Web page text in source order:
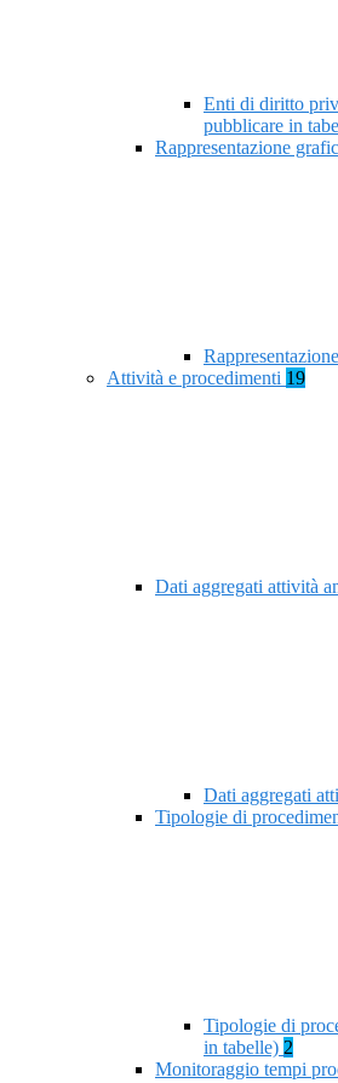
Enti di diritto
pubblicare in
Rappresentazione
Attività e procedimenti 19
Dati aggregati attività
Dati aggregati
Tipologie di
Tipologie di
in tabelle) 2
Monitoraggio tempi